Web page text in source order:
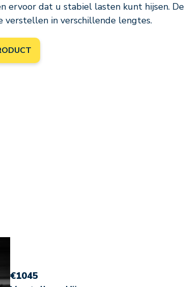
ervoor dat u stabiel lasten kunt hijsen.
verstellen in verschillende lengtes.
€1045